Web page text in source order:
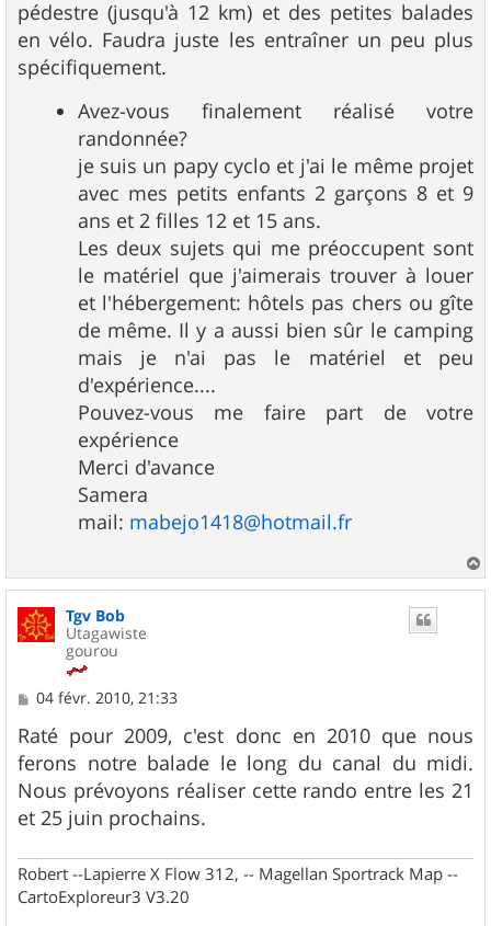
pédestre (jusqu'à 12 km) et des petites balades
en vélo. Faudra juste les entraîner un peu plus
spécifiquement.
Avez-vous finalement réalisé votre
randonnée?
je suis un papy cyclo et j'ai le même projet
avec mes petits enfants 2 garçons 8 et 9
ans et 2 filles 12 et 15 ans.
Les deux sujets qui me préoccupent sont
le matériel que j'aimerais trouver à louer
et l'hébergement: hôtels pas chers ou gîte
de même. Il y a aussi bien sûr le camping
mais je n'ai pas le matériel et peu
d'expérience....
Pouvez-vous me faire part de votre
expérience
Merci d'avance
Samera
mail: mabejo1418@hotmail.fr
a
Tgv Bob
Utagawiste
gourou
M
s
s
a
g
e
04 févr. 2010, 21:33
Raté pour 2009, c'est donc en 2010 que nous
ferons notre balade le long du canal du midi.
Nous prévoyons réaliser cette rando entre les 21
et 25 juin prochains.
Robert --Lapierre X Flow 312, -- Magellan Sportrack Map --
CartoExploreur3 V3.20